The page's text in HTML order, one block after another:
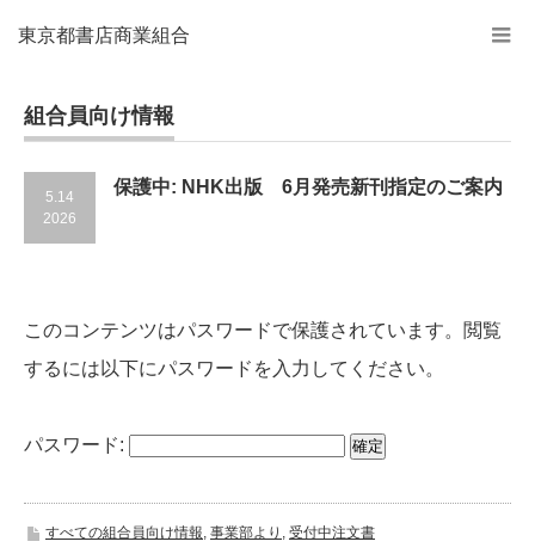
東京都書店商業組合
組合員向け情報
5.14
2026
保護中: NHK出版 6月発売新刊指定のご案内
このコンテンツはパスワードで保護されています。閲覧
するには以下にパスワードを入力してください。
パスワード:
すべての組合員向け情報, 事業部より , 受付中注文書